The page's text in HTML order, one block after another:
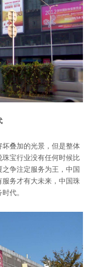
叠加的光景，但是整体
宝行业没有任何时候比
争注定服务为王，中国
务才有大未来，中国珠
代。